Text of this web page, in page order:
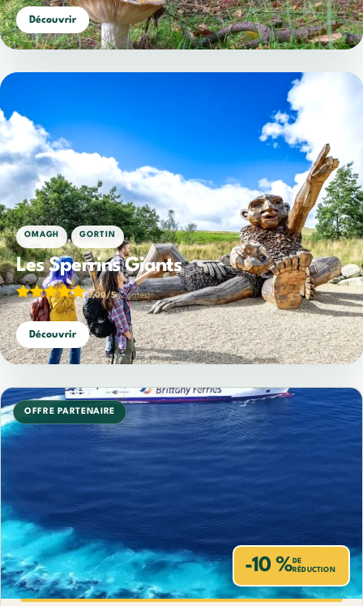
Découvrir
OMAGH , GORTIN
Les Sperrins Giants
5,00/5(2 votes)
Découvrir
OFFRE PARTENAIRE
-10 %DE
RÉDUCTION